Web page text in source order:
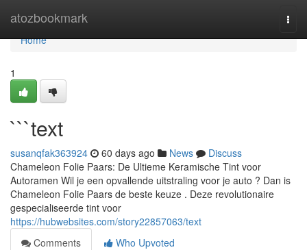
atozbookmark
Home
Home
1
```text
susanqfak363924 60 days ago News
Discuss
Chameleon Folie Paars: De Ultieme Keramische Tint voor
Autoramen Wil je een opvallende uitstraling voor je auto ? Dan is
Chameleon Folie Paars de beste keuze . Deze revolutionaire
gespecialiseerde tint voor
https://hubwebsites.com/story22857063/text
Comments
Who Upvoted